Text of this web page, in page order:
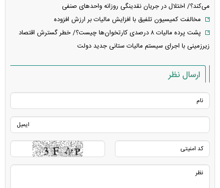
می‌کند؟/ اختلال در جریان نقدینگی روزانه واحد‌های صنفی
مخالفت کمیسیون تلفیق با افزایش مالیات بر ارزش افزوده
پشت پرده مالیات ۸ درصدی کارتخوان‌ها چیست؟/ خطر گسترش اقتصاد
زیرزمینی با اجرای سیستم مالیات ستانی جدید دولت
ارسال نظر